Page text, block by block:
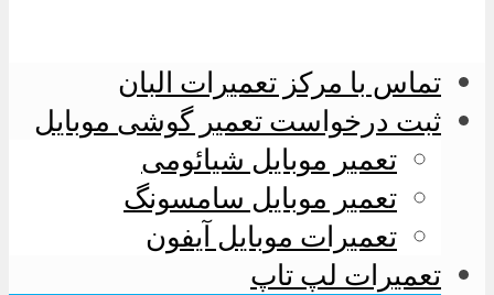
تماس با مرکز تعمیرات البان
ثبت درخواست تعمیر گوشی موبایل
تعمیر موبایل شیائومی
تعمیر موبایل سامسونگ
تعمیرات موبایل آیفون
تعمیرات لپ تاپ